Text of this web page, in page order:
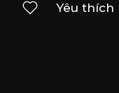
Yêu thích